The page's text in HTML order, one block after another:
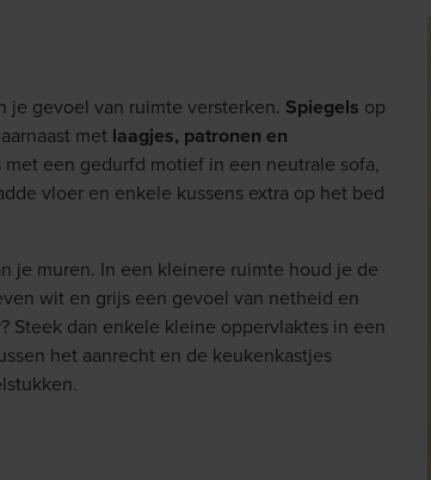
gevoel van ruimte versterken. Spiegels op
met laagjes, patronen en
een gedurfd motief in een neutrale sofa,
vloer en enkele kussens extra op het bed
je muren. In een kleinere ruimte houd je de
wit en grijs een gevoel van netheid en
Steek dan enkele kleine oppervlaktes in een
het aanrecht en de keukenkastjes